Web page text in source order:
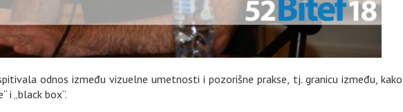
odnos između vizuelne umetnosti i pozorišne prakse, tj. granicu između, kako
i „black box“.